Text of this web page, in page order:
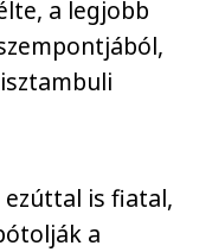
a legjobb
is fiatal,
a